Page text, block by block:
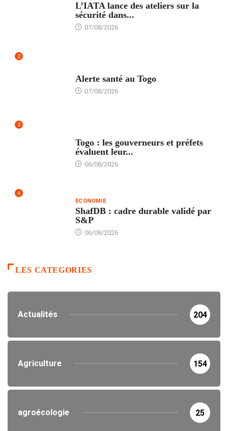
L’IATA lance des ateliers sur la
sécurité dans...
07/08/2026
2
Alerte santé au Togo
07/08/2026
3
Togo : les gouverneurs et préfets
évaluent leur...
06/08/2026
4
ECONOMIE
ShafDB : cadre durable validé par
S&P
06/08/2026
LES CATEGORIES
Actualités 204
Agriculture 154
agroécologie 25